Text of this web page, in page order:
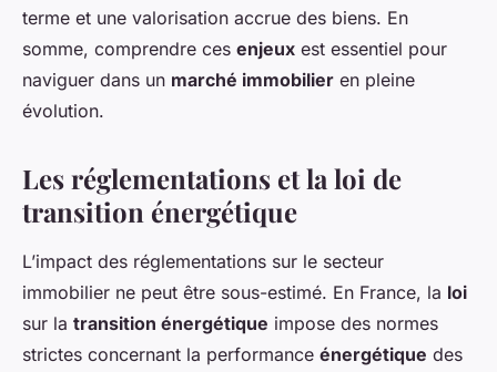
terme et une valorisation accrue des biens. En
somme, comprendre ces enjeux est essentiel pour
naviguer dans un marché immobilier en pleine
évolution.
Les réglementations et la loi de
transition énergétique
L’impact des réglementations sur le secteur
immobilier ne peut être sous-estimé. En France, la loi
sur la transition énergétique impose des normes
strictes concernant la performance énergétique des